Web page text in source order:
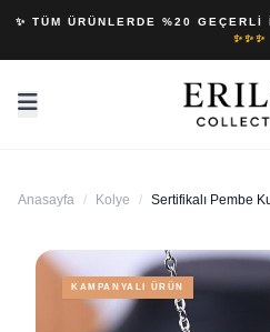
✨ TÜM ÜRÜNLERDE %20 GEÇERLI
✨✨✨
Anasayfa / Kolye / Sertifikalı Pembe
KAMPANYALI ÜRÜN